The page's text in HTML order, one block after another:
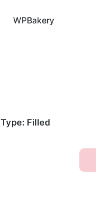
WPBakery
Type: Filled